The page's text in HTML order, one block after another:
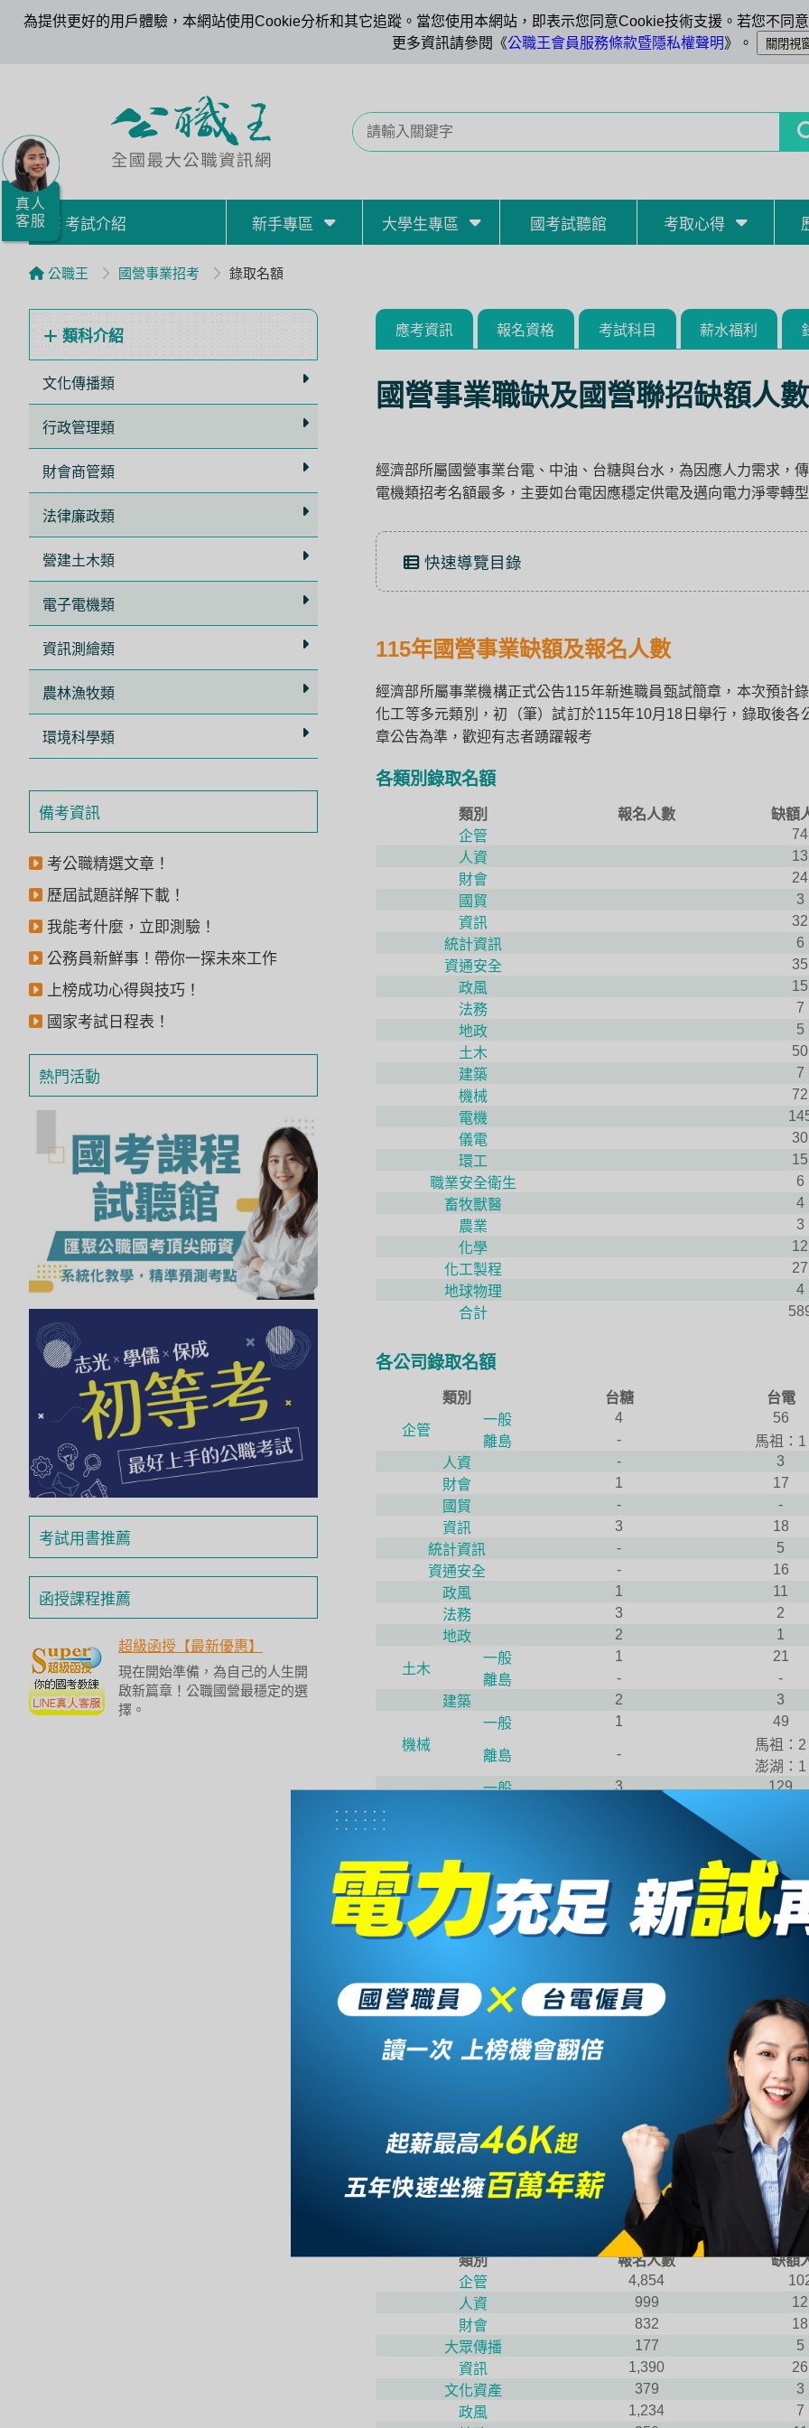
為提供更好的用戶體驗，本網站使用Cookie分析和其它追蹤。當您使用本網站，即表示您同意Cookie技術支援。若您不同
更多資訊請參閱《公職王會員服務條款暨隱私權聲明》。
考試介紹 新手專區 大學生專區 國考試聽館 考取心得
公職王 國營事業招考 錄取名額
類科介紹
文化傳播類
行政管理類
財會商管類
法律廉政類
營建土木類
電子電機類
資訊測繪類
農林漁牧類
環境科學類
備考資訊
考公職精選文章！
歷屆試題詳解下載！
我能考什麼，立即測驗！
公務員新鮮事！帶你一探未來工作
上榜成功心得與技巧！
國家考試日程表！
熱門活動
考試用書推薦
函授課程推薦
超級函授【最新優惠】
現在開始準備，為自己的人生開
啟新篇章！公職國營最穩定的選
擇。
應考資訊 報名資格 考試科目 薪水福利
國營事業職缺及國營聯招缺額人
經濟部所屬國營事業台電、中油、台糖與台水，為因應人力需求，
電機類招考名額最多，主要如台電因應穩定供電及邁向電力淨零轉
快速導覽目錄
115年國營事業缺額及報名人數
經濟部所屬事業機構正式公告115年新進職員甄試簡章，本次預計
化工等多元類別，初（筆）試訂於115年10月18日舉行，錄取後
章公告為準，歡迎有志者踴躍報考
各類別錄取名額
類別 報名人數 缺額
企管
74
人資
13
財會
24
國貿
3
資訊
32
統計資訊
6
資通安全
35
政風
15
法務
7
地政
5
土木
50
建築
7
機械
72
電機
儀電
30
環工
15
職業安全衛生
6
畜牧獸醫
4
農業
3
化學
12
化工製程
27
地球物理
4
合計
各公司錄取名額
類別 台糖 台電
企管
一般 4 56
離島
- 馬祖：1
人資
- 3
財會
1 17
國貿
- -
資訊
3 18
統計資訊
- 5
資通安全
- 16
政風
1 11
法務
3 2
地政
2 1
土木
一般 1 21
離島
- -
建築
2 3
機械
一般 1 49
離島 -
馬祖：2
澎湖：1
一般 3 129
職業安全衛生
4
畜牧獸醫
-
農業
-
化學
8
地球物理
-
合計
36 381
114年國營事業缺額及報名人數
經濟部所屬國營事業為加速人力新陳代謝、改善人力結構並傳承
職員甄試，招考總名額855名(含增額239名)。
類別 報名人數 缺額
企管
4,854
人資
999 12
財會
832 18
大眾傳播
177 5
資訊
1,390 26
文化資產
379 3
政風
1,234 7
真人
客服
職/
就
業/
證
務
據
點
即
LINE
方
人
得
元
折
扣！